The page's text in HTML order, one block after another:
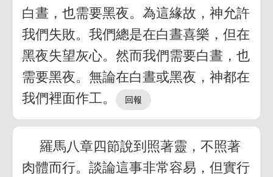
白晝，也需要黑夜。為這緣故，神允許
我們失敗。我們總是在白晝喜樂，但在
黑夜失望灰心。然而我們需要白晝，也
需要黑夜。無論在白晝或黑夜，神都在
我們裡面作工。
羅馬八章四節說到照著靈，不照著
肉體而行。談論這事非常容易，但實行